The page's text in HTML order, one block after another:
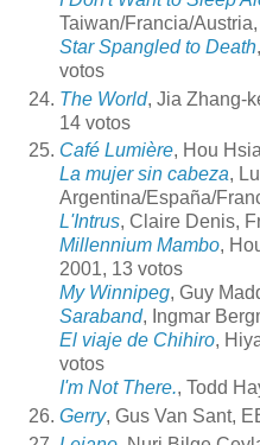
Taiwan/Francia/
Star Spangled to Death
votos
The World, Jia Zhang-
14 votos
Café Lumière, Hou
La mujer sin cabeza,
Argentina/España/
L'Intrus, Claire Denis,
Millennium Mambo,
2001, 13 votos
My Winnipeg, Guy
Saraband, Ingmar
El viaje de Chihiro,
votos
I'm Not There., Todd
Gerry, Gus Van Sant,